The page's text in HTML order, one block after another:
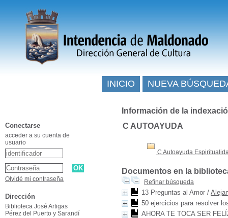
Información de la
C AUTOAYUDA
C Autoayuda
Documentos en la
Refinar búsqueda
13 Preguntas al Amor /
50 ejercicios para resolver
AHORA TE TOCA SER
INICIO NUEVA
Conectarse
acceder a su cuenta de
usuario
Olvidé mi contraseña
Dirección
Biblioteca José Artigas
Pérez del Puerto y Sarandí